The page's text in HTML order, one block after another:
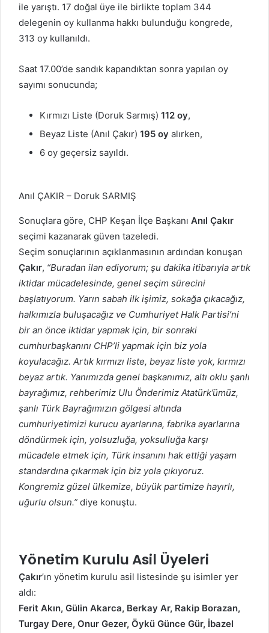
ile yarıştı. 17 doğal üye ile birlikte toplam 344
delegenin oy kullanma hakkı bulunduğu kongrede,
313 oy kullanıldı.
Saat 17.00’de sandık kapandıktan sonra yapılan oy
sayımı sonucunda;
Kırmızı Liste (Doruk Sarmış) 112 oy,
Beyaz Liste (Anıl Çakır) 195 oy alırken,
6 oy geçersiz sayıldı.
Anıl ÇAKIR – Doruk SARMIŞ
Sonuçlara göre, CHP Keşan İlçe Başkanı Anıl Çakır
seçimi kazanarak güven tazeledi.
Seçim sonuçlarının açıklanmasının ardından konuşan
Çakır, “Buradan ilan ediyorum; şu dakika itibarıyla artık
iktidar mücadelesinde, genel seçim sürecini
başlatıyorum. Yarın sabah ilk işimiz, sokağa çıkacağız,
halkımızla buluşacağız ve Cumhuriyet Halk Partisi’ni
bir an önce iktidar yapmak için, bir sonraki
cumhurbaşkanını CHP’li yapmak için biz yola
koyulacağız. Artık kırmızı liste, beyaz liste yok, kırmızı
beyaz artık. Yanımızda genel başkanımız, altı oklu şanlı
bayrağımız, rehberimiz Ulu Önderimiz Atatürk’ümüz,
şanlı Türk Bayrağımızın gölgesi altında
cumhuriyetimizi kurucu ayarlarına, fabrika ayarlarına
döndürmek için, yolsuzluğa, yoksulluğa karşı
mücadele etmek için, Türk insanını hak ettiği yaşam
standardına çıkarmak için biz yola çıkıyoruz.
Kongremiz güzel ülkemize, büyük partimize hayırlı,
uğurlu olsun.” diye konuştu.
Yönetim Kurulu Asil Üyeleri
Çakır’ın yönetim kurulu asil listesinde şu isimler yer
aldı:
Ferit Akın, Gülin Akarca, Berkay Ar, Rakip Borazan,
Turgay Dere, Onur Gezer, Öykü Günce Gür, İbazel